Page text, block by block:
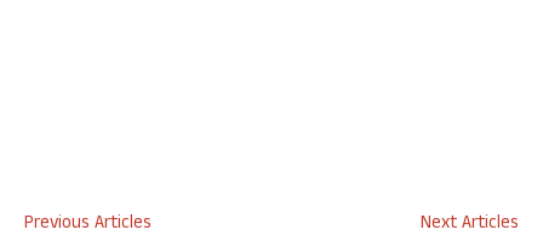
Previous Articles
Next Articles